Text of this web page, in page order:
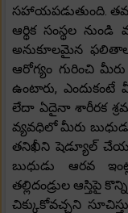
సహాయపడుతుంది.
ఆర్థిక సంస్థల
అనుకూలమైన
ఆరోగ్యం గురించి
ఉంటారు,
లేదా ఏదైనా శారీరక
వ్యవధిలో మీరు
తనిఖీని షెడ్యూల్
బుధుడు ఆరవ
తల్లిదండ్రుల ఆస్తిపై
చిక్కుకోవచ్చని